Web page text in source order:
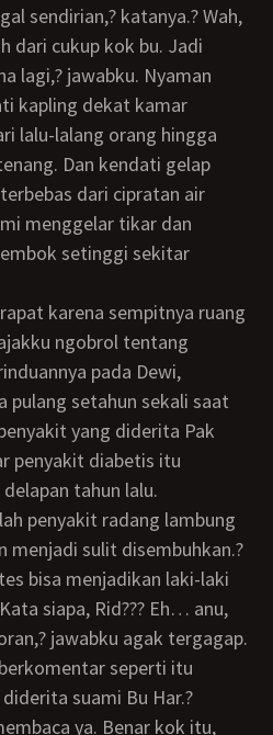
dari cukup kok bu. Jadi
lagi,? jawabku. Nyaman
kapling dekat kamar
lalu-lalang orang hingga
Dan kendati gelap
dari cipratan air
menggelar tikar dan
setinggi sekitar
ngobrol tentang
pada Dewi,
pulang setahun sekali saat
yang diderita Pak
penyakit diabetis itu
tahun lalu.
menjadi sulit disembuhkan.?
bisa menjadikan laki-laki
siapa, Rid??? Eh… anu,
jawabku agak tergagap.
seperti itu
suami Bu Har.?